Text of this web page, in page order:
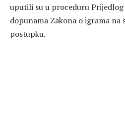
uputili su u proceduru Prijedlog
dopunama Zakona o igrama na
postupku.